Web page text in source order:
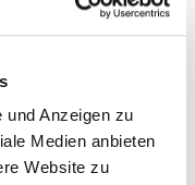
und Anzeigen zu
Medien anbieten
Website zu
zwar nur den
den Rücken
es erneut der
als